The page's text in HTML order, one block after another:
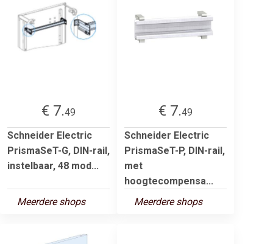
€ 7.49
Schneider Electric
PrismaSeT-G, DIN-rail,
instelbaar, 48 mod...
Meerdere shops
€ 7.49
Schneider Electric
PrismaSeT-P, DIN-rail,
met
hoogtecompensa...
Meerdere shops